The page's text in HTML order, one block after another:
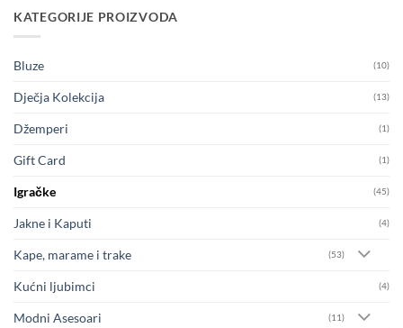
KATEGORIJE PROIZVODA
Bluze (10)
Dječja Kolekcija (13)
Džemperi (1)
Gift Card (1)
Igračke (45)
Jakne i Kaputi (4)
Kape, marame i trake (53)
Kućni ljubimci (4)
Modni Asesoari (11)